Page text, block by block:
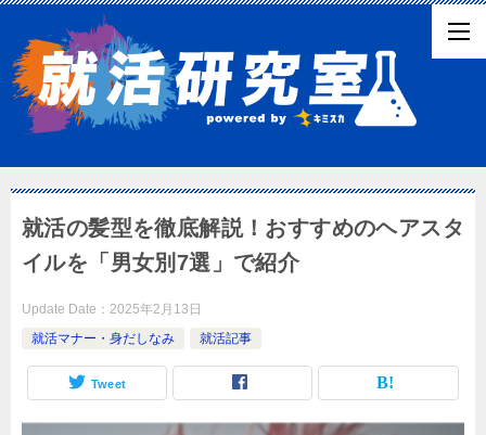
就活の髪型を徹底解説！おすすめのヘアスタ
イルを「男女別7選」で紹介
Update Date： 2025年2月13日
就活マナー・身だしなみ
就活記事
Tweet